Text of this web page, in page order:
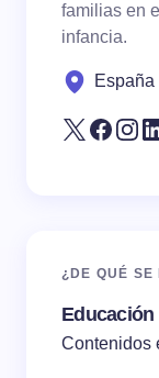
familias en
infancia.
España
¿DE QUÉ
Educación
Contenidos